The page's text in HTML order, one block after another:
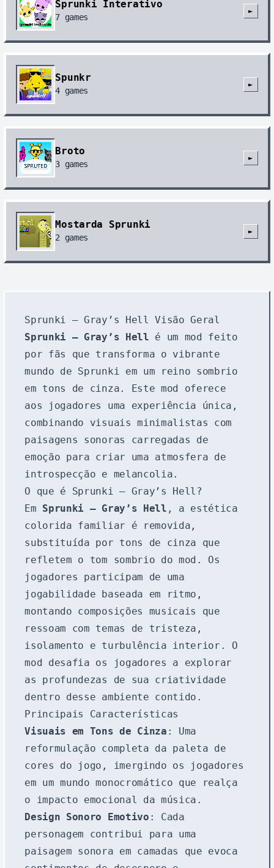
Sprunki Interativo
7 games
►
Spunkr
4 games
►
Broto
3 games
►
Mostarda Sprunki
2 games
►
Sprunki – Gray’s Hell Visão Geral
Sprunki – Gray’s Hell é um mod feito
por fãs que transforma o vibrante
mundo de Sprunki em um reino sombrio
em tons de cinza. Este mod oferece
aos jogadores uma experiência única,
combinando visuais minimalistas com
paisagens sonoras carregadas de
emoção para criar uma atmosfera de
introspecção e melancolia.
O que é Sprunki – Gray’s Hell?
Em Sprunki – Gray’s Hell , a estética
colorida familiar é removida,
substituída por tons de cinza que
refletem o tom sombrio do mod. Os
jogadores participam de uma
jogabilidade baseada em ritmo,
montando composições musicais que
ressoam com temas de tristeza,
isolamento e turbulência interior. O
mod desafia os jogadores a explorar
as profundezas de sua criatividade
dentro desse ambiente contido.
Principais Características
Visuais em Tons de Cinza : Uma
reformulação completa da paleta de
cores do jogo, imergindo os jogadores
em um mundo monocromático que realça
o impacto emocional da música.
Design Sonoro Emotivo : Cada
personagem contribui para uma
paisagem sonora em camadas que evoca